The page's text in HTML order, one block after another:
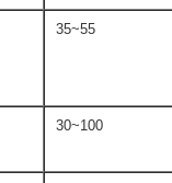
35~55
30~100